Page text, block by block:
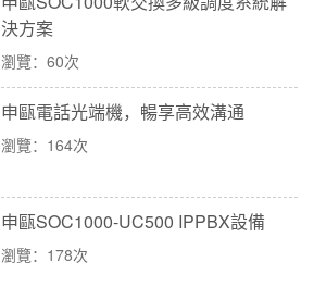
決方案
瀏覽：60次
申甌電話光端機，暢享高效溝通
瀏覽：164次
申甌SOC1000-UC500 IPPBX設備
瀏覽：178次